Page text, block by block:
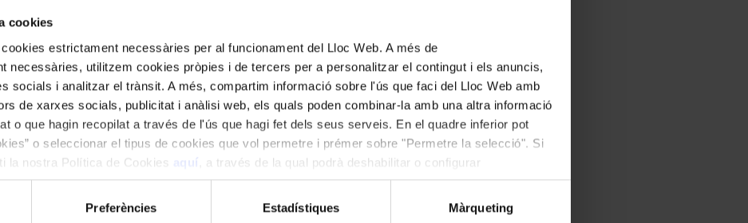
cookies
estrictament necessàries per al funcionament del Lloc Web. A més de
necessàries, utilitzem cookies pròpies i de tercers per a personalitzar el contingut i els anuncis,
socials i analitzar el trànsit. A més, compartim informació sobre l'ús que faci del Lloc Web amb
de xarxes socials, publicitat i anàlisi web, els quals poden combinar-la amb una altra informació
o que hagin recopilat a través de l'ús que hagi fet dels seus serveis. En el quadre inferior pot
o seleccionar el tipus de cookies que vol permetre i prémer sobre "Permetre la selecció". Si
la nostra Política de Cookies
aquí
, a través de la qual podrà deshabilitar o configurar
moment.
Preferències Estadístiques Màrqueting